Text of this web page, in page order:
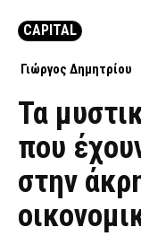
CAPITAL
Γιώργος Δημητρίου
Τα
που
στην